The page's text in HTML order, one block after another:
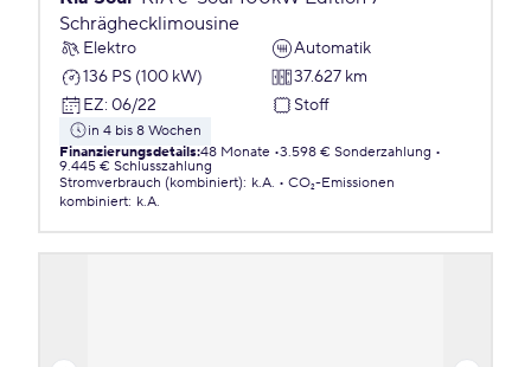
Schräghecklimousine
Elektro
Automatik
136 PS (100 kW)
37.627 km
EZ: 06/22 Stoff
in 4 bis 8 Wochen
Finanzierungsdetails:48 Monate 3.598 € Sonderzahlung
9.445 € Schlusszahlung
Stromverbrauch (kombiniert): k.A.
CO₂-Emissionen
kombiniert: k.A.